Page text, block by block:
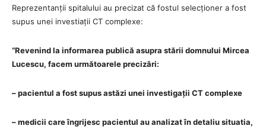
Reprezentanții spitalului au precizat că fostul selecționer a fost
supus unei investiații CT complexe:
“Revenind la informarea publică asupra stării domnului Mircea
Lucescu, facem următoarele precizări:
– pacientul a fost supus astăzi unei investigații CT complexe
– medicii care îngrijesc pacientul au analizat în detaliu situatia,